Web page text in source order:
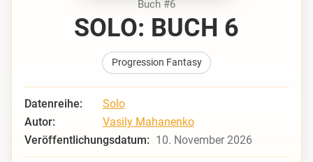
Buch #6
SOLO: BUCH 6
Progression Fantasy
Datenreihe:
Solo
Autor:
Vasily Mahanenko
Veröffentlichungsdatum: 10. November 2026